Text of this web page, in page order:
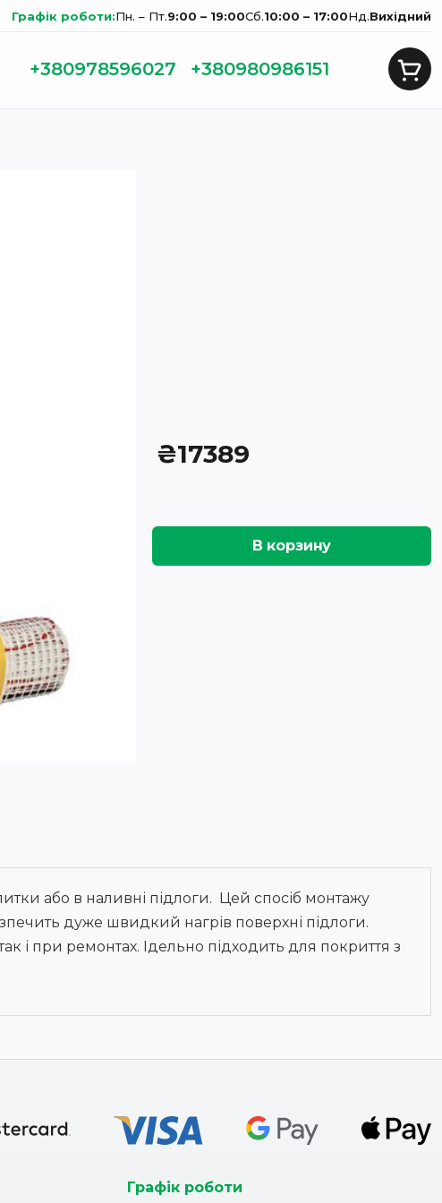
Графік роботи:Пн. – Пт.9:00 – 19:00Сб.10:00 – 17:00Нд.Вихідний
+380978596027 +380980986151
₴17389
В корзину
або в наливні підлоги. Цей спосіб монтажу
дуже швидкий нагрів поверхні підлоги.
і при ремонтах. Ідельно підходить для покриття з
Графік роботи